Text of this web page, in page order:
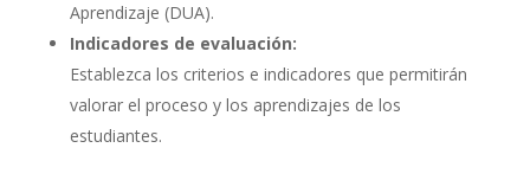
Aprendizaje (DUA).
Indicadores de evaluación:
Establezca los criterios e indicadores que permitirán
valorar el proceso y los aprendizajes de los
estudiantes.